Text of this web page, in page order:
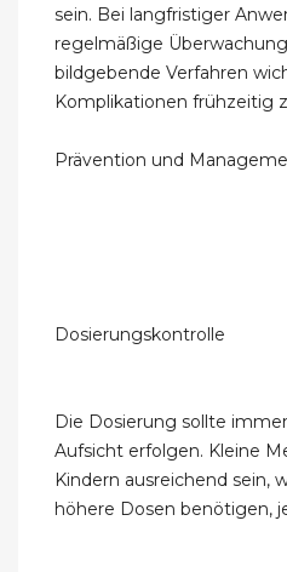
sein. Bei langfristiger
regelmäßige
bildgebende Verfahren
Komplikationen frühzeitig
Prävention und
Dosierungskontrolle
Die Dosierung sollte
Aufsicht erfolgen. Kleine
Kindern ausreichend sein,
höhere Dosen benötigen,